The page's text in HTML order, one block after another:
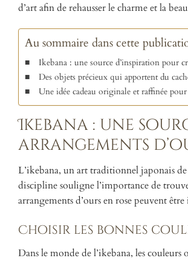
d’art afin de rehausser le charme et la
Au sommaire dans cette
Ikebana : une source d’inspiration pour
Des objets précieux qui apportent du
Une idée cadeau originale et raffinée
Ikebana : une
arrangements
L’ikebana, un art traditionnel japonais
discipline souligne l’importance de
arrangements d’ours en rose peuvent
Choisir les bonnes
Dans le monde de l’ikebana, les